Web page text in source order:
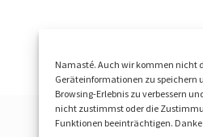
Namasté. Auch wir kommen nicht
Geräteinformationen zu speichern
Browsing-Erlebnis zu verbessern
nicht zustimmst oder die
Funktionen beeinträchtigen.